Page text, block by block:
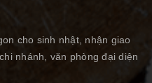
cho sinh nhật, nhận giao
nhánh, văn phòng đại diện